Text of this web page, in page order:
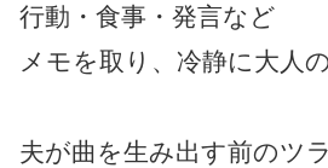
行動・食事・発言など
メモを取り、冷静に大人の
夫が曲を生み出す前のツ